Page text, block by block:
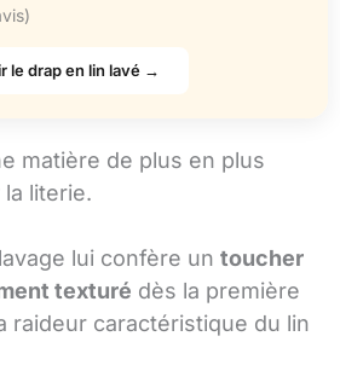
le drap en lin lavé →
matière de plus en plus
literie.
lui confère un toucher
texturé dès la première
raideur caractéristique du lin